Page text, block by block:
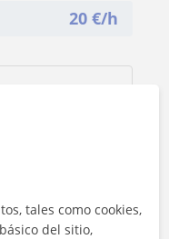
20 €/h
tales como cookies,
del sitio,